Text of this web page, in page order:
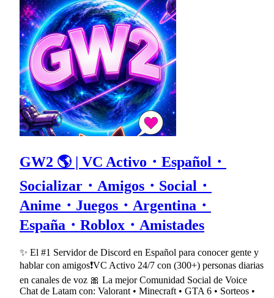
GW2 🌎 | VC Activo・Español・
Socializar・Amigos・Social・
Anime・Juegos・Argentina・
España・Roblox・Amistades
✨ El #1 Servidor de Discord en Español para conocer gente y
hablar con amigos❗VC Activo 24/7 con (300+) personas diarias
en canales de voz 🎀 La mejor Comunidad Social de Voice
Chat de Latam con: Valorant • Minecraft • GTA 6 • Sorteos •